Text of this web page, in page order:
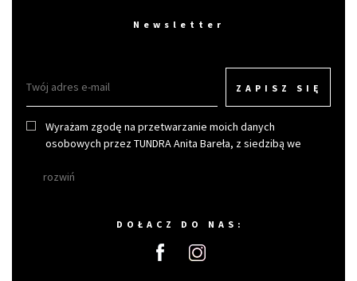
Newsletter
ZAPISZ SIĘ
Wyrażam zgodę na przetwarzanie moich danych
osobowych przez TUNDRA Anita Bareła, z siedzibą we
rozwiń
DOŁACZ DO NAS: